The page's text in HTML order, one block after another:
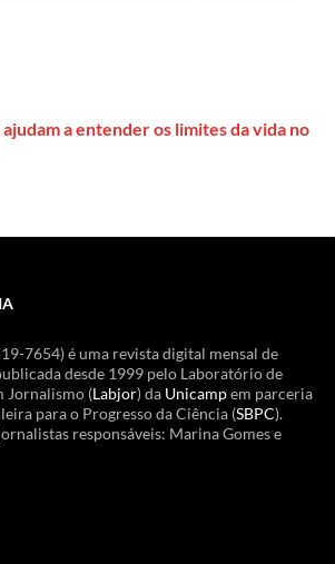
a entender os limites da vida no
7654) é uma revista digital mensal de
desde 1999 pelo Laboratório de
Jornalismo (Labjor) da Unicampem parceria
para o Progresso da Ciência (SBPC).
responsáveis: Marina Gomes e